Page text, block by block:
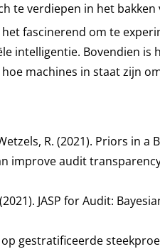
te verdiepen in het
fascinerend om te
intelligentie. Bovendien is
machines in staat zijn
R. (2021). Priors in a
audit
JASP for Audit:
op gestratificeerde